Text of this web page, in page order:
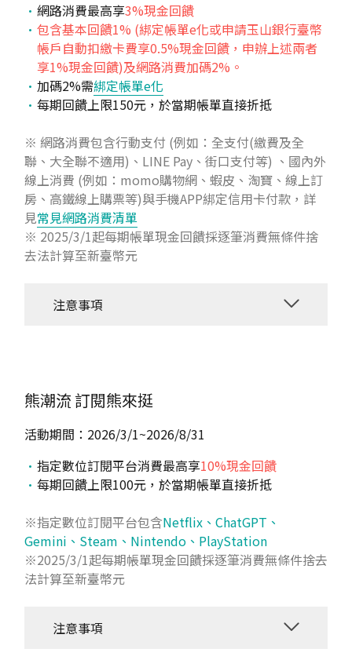
網路消費最高享3%現金回饋
包含基本回饋1% (綁定帳單e化或申請玉山銀行臺幣
帳戶自動扣繳卡費享0.5%現金回饋，申辦上述兩者
享1%現金回饋)及網路消費加碼2%。
加碼2%需綁定帳單e化
每期回饋上限150元，於當期帳單直接折抵
※ 網路消費包含行動支付 (例如：全支付(繳費及全
聯、大全聯不適用)、LINE Pay、街口支付等) 、國內外
線上消費 (例如：momo購物網、蝦皮、淘寶、線上訂
房、高鐵線上購票等)與手機APP綁定信用卡付款，詳
見常見網路消費清單
※ 2025/3/1起每期帳單現金回饋採逐筆消費無條件捨
去法計算至新臺幣元
注意事項
熊潮流 訂閱熊來挺
活動期間：2026/3/1~2026/8/31
指定數位訂閱平台消費最高享10%現金回饋
每期回饋上限100元，於當期帳單直接折抵
※指定數位訂閱平台包含Netflix、ChatGPT、
Gemini、Steam、Nintendo、PlayStation
※2025/3/1起每期帳單現金回饋採逐筆消費無條件捨去
法計算至新臺幣元
注意事項